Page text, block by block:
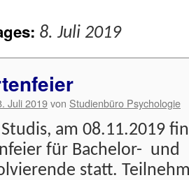
8. Juli 2019
Juli 2019von Studienbüro Psychologie
am 08.11.2019
für Bachelor- und
statt.